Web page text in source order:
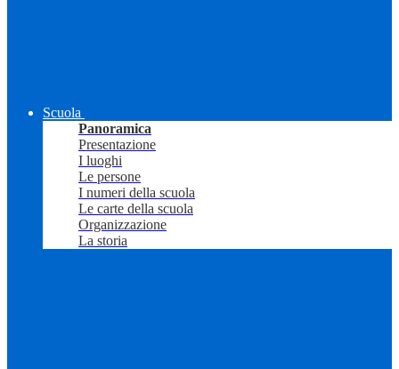
Scuola
Panoramica
Presentazione
I luoghi
Le persone
I numeri della scuola
Le carte della scuola
Organizzazione
La storia